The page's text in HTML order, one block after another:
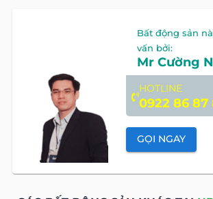
Bất động sản
vấn bởi:
Mr Cường
HOTLINE
0922 86 87
GỌI NGAY